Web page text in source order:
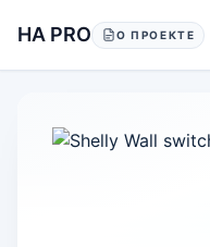
HA PRO О ПРОЕКТЕ